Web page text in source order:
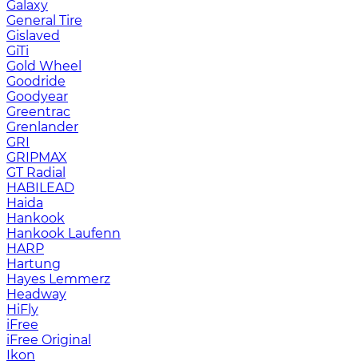
Galaxy
General Tire
Gislaved
GiTi
Gold Wheel
Goodride
Goodyear
Greentrac
Grenlander
GRI
GRIPMAX
GT Radial
HABILEAD
Haida
Hankook
Hankook Laufenn
HARP
Hartung
Hayes Lemmerz
Headway
HiFly
iFree
iFree Original
Ikon